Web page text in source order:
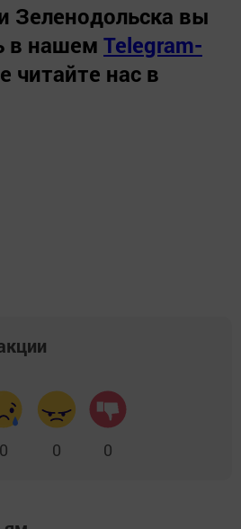
Зеленодольска вы
в нашем Telegram-
читайте нас в
0 0 0